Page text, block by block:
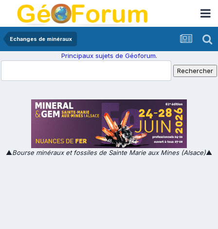
Echanges de minéraux
Principaux sujets de Géoforum.
▲Bourse minéraux et fossiles de Sainte Marie aux Mines (Alsace)▲